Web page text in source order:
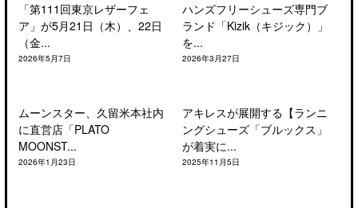
「第111回東京レザーフェ
ア」が5月21日（木）、22日
（金...
2026年5月7日
ハンズフリーシューズ専門ブ
ランド「Kizik（キジック）」
を...
2026年3月27日
ムーンスター、久留米本社内
に直営店「PLATO
MOONST...
2026年1月23日
アキレスが展開する【ランニ
ングシューズ「ブルックス」
が着実に...
2025年11月5日